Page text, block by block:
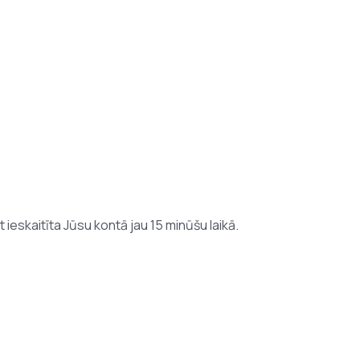
Jūsu kontā jau 15 minūšu laikā.